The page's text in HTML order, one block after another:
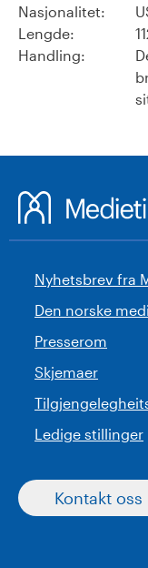
Nasjonalitet:
Lengde:
Handling:
Nyhetsbrev fra
Den norske
Presserom
Skjemaer
Ledige stillinger
Kontakt oss